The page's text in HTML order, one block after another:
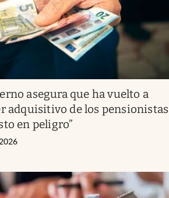
asegura que ha vuelto a
adquisitivo de los pensionistas
en peligro”